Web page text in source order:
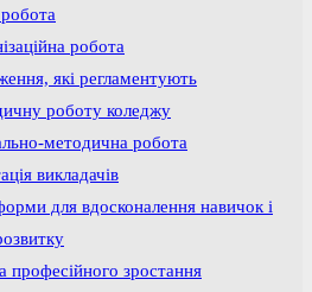
робота
які регламентують
роботу коледжу
методична робота
викладачів
для вдосконалення навичок і
професійного зростання